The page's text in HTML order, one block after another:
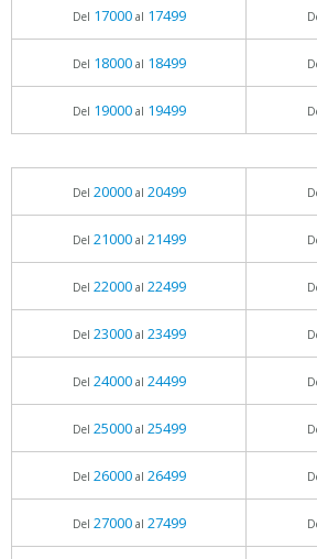
Del 17000al 17499
Del 18000al 18499
Del 19000al 19499
Del 20000al 20499
Del 21000al 21499
Del 22000al 22499
Del 23000al 23499
Del 24000al 24499
Del 25000al 25499
Del 26000al 26499
Del 27000al 27499